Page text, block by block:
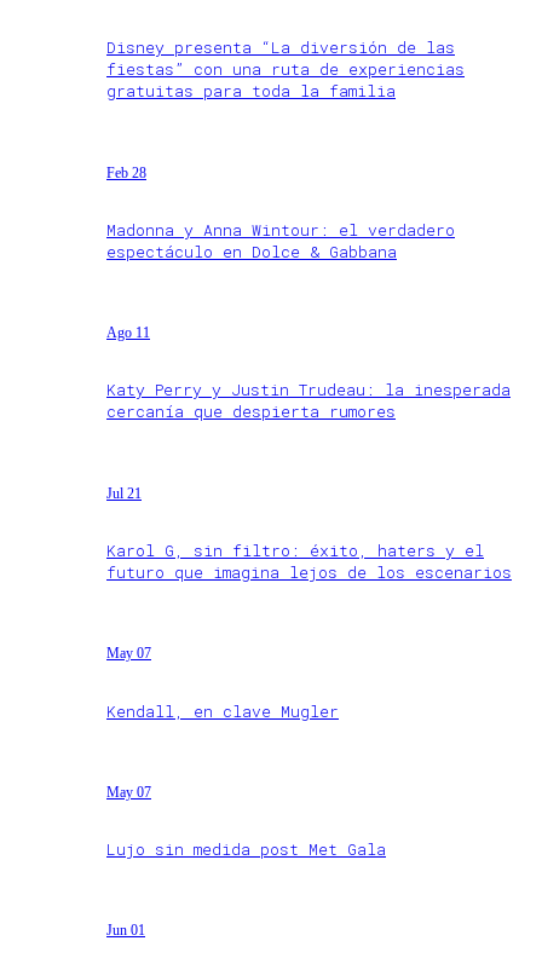
Disney presenta “La diversión de las
fiestas” con una ruta de experiencias
gratuitas para toda la familia
Feb 28
Madonna y Anna Wintour: el verdadero
espectáculo en Dolce & Gabbana
Ago 11
Katy Perry y Justin Trudeau: la inesperada
cercanía que despierta rumores
Jul 21
Karol G, sin filtro: éxito, haters y el
futuro que imagina lejos de los escenarios
May 07
Kendall, en clave Mugler
May 07
Lujo sin medida post Met Gala
Jun 01